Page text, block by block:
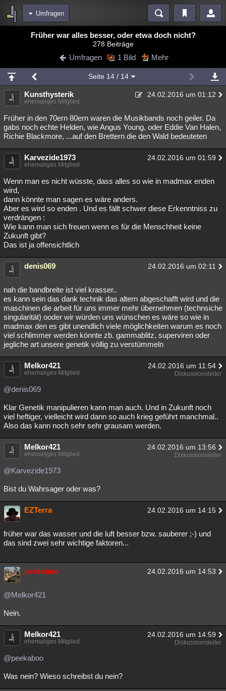
Umfragen
Blogs Videos
Chat Wiki Neuigkeiten
meine Rubriken
Menschen Wissenschaft Mystery Kriminalfälle
Spiritualität Verschwörungen Technologie Ufologie
Natur Umfragen Unterhaltung
weitere Rubriken
Philosophie Träume
Astronomie
Musik Clash Verbesserungen Allmystery English
Übersichten
Besucht
Lesenswert Schlüsselwörter
Früher war alles besser, oder etwa doch nicht?
278 Beiträge
Umfragen 1 Bild Mehr
Seite 14/ 14
Kunsthysterik 24.02.2016 um 01:12
ehemaliges Mitglied
Früher in den 70ern 80ern waren die Musikbands noch geiler. Da
gabs noch echte Helden, wie Angus Young, oder Eddie Van Halen,
Richie Blackmore, ...auf den Brettern die den Wald bedeuteten
Karvezide1973 24.02.2016 um 01:59
ehemaliges Mitglied
Wenn man es nicht wüsste, dass alles so wie in madmax enden
wird,
dann könnte man sagen es wäre anders.
Aber es wird so enden . Und es fällt schwer diese Erkenntniss zu
verdrängen :
Wie kann man sich freuen wenn es für die Menschheit keine
Zukunft gibt?
Das ist ja offensichtlich
denis069 24.02.2016 um 02:11
nah die bandbreite ist viel krasser..
es kann sein das dank technik das altern abgeschafft wird und die
maschinen die arbeit für uns immer mehr übernehmen (technsiche
singularität) ooder wir würden uns wünschen es wäre so wie in
madmax den es gibt unendlich viele möglichkeiten warum es noch
viel schlimmer werden könnte zb. gammablitz, superviren oder
jegliche art unsere genetik völlig zu verstümmeln
Melkor421 24.02.2016 um 11:54
ehemaliges Mitglied Diskussionsleiter
@denis069
Klar Genetik manipulieren kann man auch. Und in Zukunft noch
viel heftiger, vielleicht wird dann so auch krieg geführt manchmal..
Also das kann noch sehr sehr grausam werden.
Melkor421 24.02.2016 um 13:56
ehemaliges Mitglied Diskussionsleiter
@Karvezide1973
Bist du Wahrsager oder was?
EZTerra 24.02.2016 um 14:15
früher war das wasser und die luft besser bzw. sauberer ;-) und
das sind zwei sehr wichtige faktoren...
peekaboo 24.02.2016 um 14:53
@Melkor421
Nein.
Melkor421 24.02.2016 um 14:59
ehemaliges Mitglied Diskussionsleiter
@peekaboo
Was nein? Wieso schreibst du nein?